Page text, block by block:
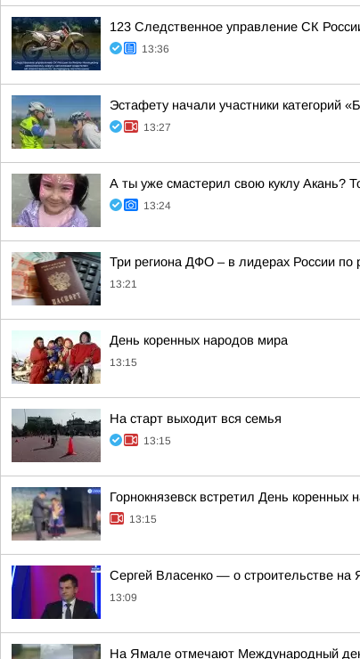
123 Следственное управление СК
13:36
Эстафету начали участники категорий
13:27
А ты уже смастерил свою куклу Акань?
13:24
Три региона ДФО – в лидерах России по
13:21
День коренных народов мира
13:15
На старт выходит вся семья
13:15
Горнокнязевск встретил День коренных
13:15
Сергей Власенко — о строительстве
13:09
На Ямале отмечают Международный